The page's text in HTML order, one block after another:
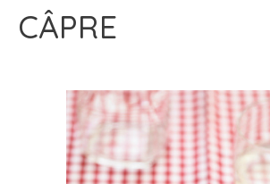
CÂPRE